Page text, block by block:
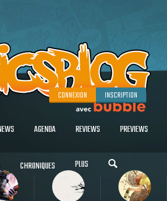
CONNEXION INSCRIPTION
AGENDA REVIEWS PREVIEWS
CHRONIQUES PLUS